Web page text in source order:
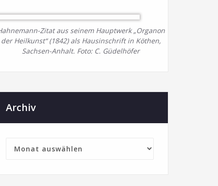
Zitat aus seinem Hauptwerk „Organon
der Heilkunst“ (1842) als Hausinschrift in Köthen,
Sachsen-Anhalt. Foto: C. Güdelhöfer
Archiv